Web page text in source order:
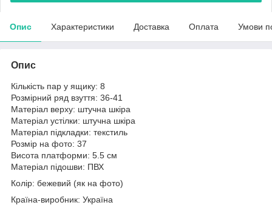
Опис Характеристики Доставка Оплата Умови
Опис
Кількість пар у ящику: 8
Розмірний ряд взуття: 36-41
Матеріал верху: штучна шкіра
Матеріал устілки: штучна шкіра
Матеріал підкладки: текстиль
Розмір на фото: 37
Висота платформи: 5.5 см
Матеріал підошви: ПВХ
Колір: бежевий (як на фото)
Країна-виробник: Україна